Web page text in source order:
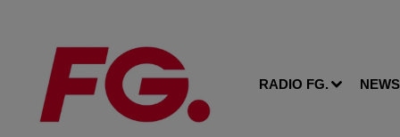
RADIO FG. NEWS